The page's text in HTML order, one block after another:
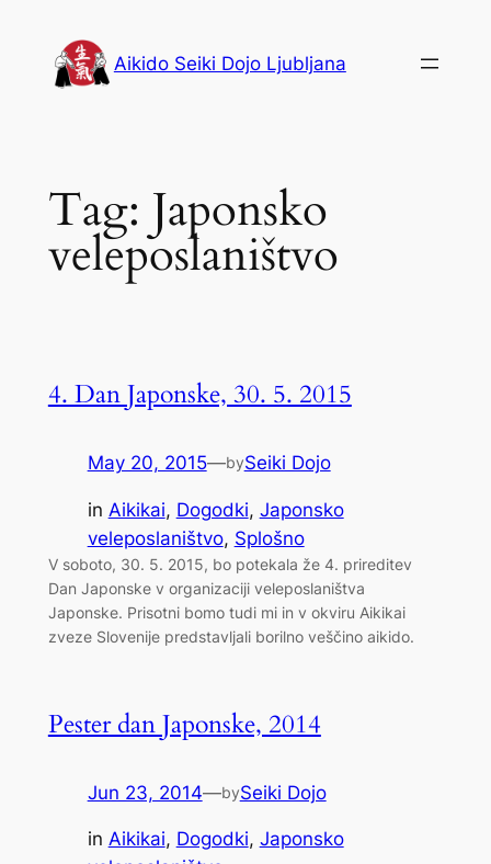
content
Aikido Seiki Dojo Ljubljana
Tag: Japonsko
veleposlaništvo
4. Dan Japonske, 30. 5. 2015
May 20, 2015—bySeiki Dojo
in Aikikai, Dogodki, Japonsko
veleposlaništvo, Splošno
V soboto, 30. 5. 2015, bo potekala že 4. prireditev
Dan Japonske v organizaciji veleposlaništva
Japonske. Prisotni bomo tudi mi in v okviru Aikikai
zveze Slovenije predstavljali borilno veščino aikido.
Pester dan Japonske, 2014
Jun 23, 2014—bySeiki Dojo
in Aikikai, Dogodki, Japonsko